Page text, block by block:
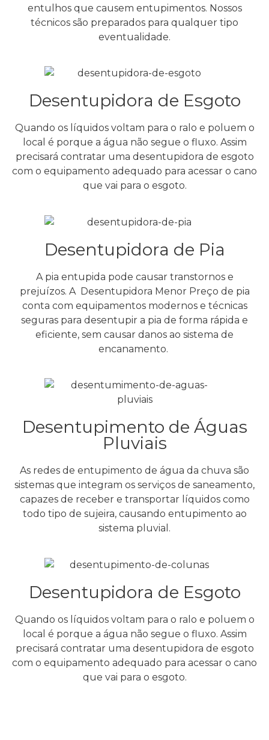
entulhos que causem entupimentos. Nossos
técnicos são preparados para qualquer tipo
eventualidade.
Desentupidora de Esgoto
Quando os líquidos voltam para o ralo e poluem o
local é porque a água não segue o fluxo. Assim
precisará contratar uma desentupidora de esgoto
com o equipamento adequado para acessar o cano
que vai para o esgoto.
Desentupidora de Pia
A pia entupida pode causar transtornos e
prejuízos. A Desentupidora Menor Preço de pia
conta com equipamentos modernos e técnicas
seguras para desentupir a pia de forma rápida e
eficiente, sem causar danos ao sistema de
encanamento.
Desentupimento de Águas
Pluviais
As redes de entupimento de água da chuva são
sistemas que integram os serviços de saneamento,
capazes de receber e transportar líquidos como
todo tipo de sujeira, causando entupimento ao
sistema pluvial.
Desentupidora de Esgoto
Quando os líquidos voltam para o ralo e poluem o
local é porque a água não segue o fluxo. Assim
precisará contratar uma desentupidora de esgoto
com o equipamento adequado para acessar o cano
que vai para o esgoto.